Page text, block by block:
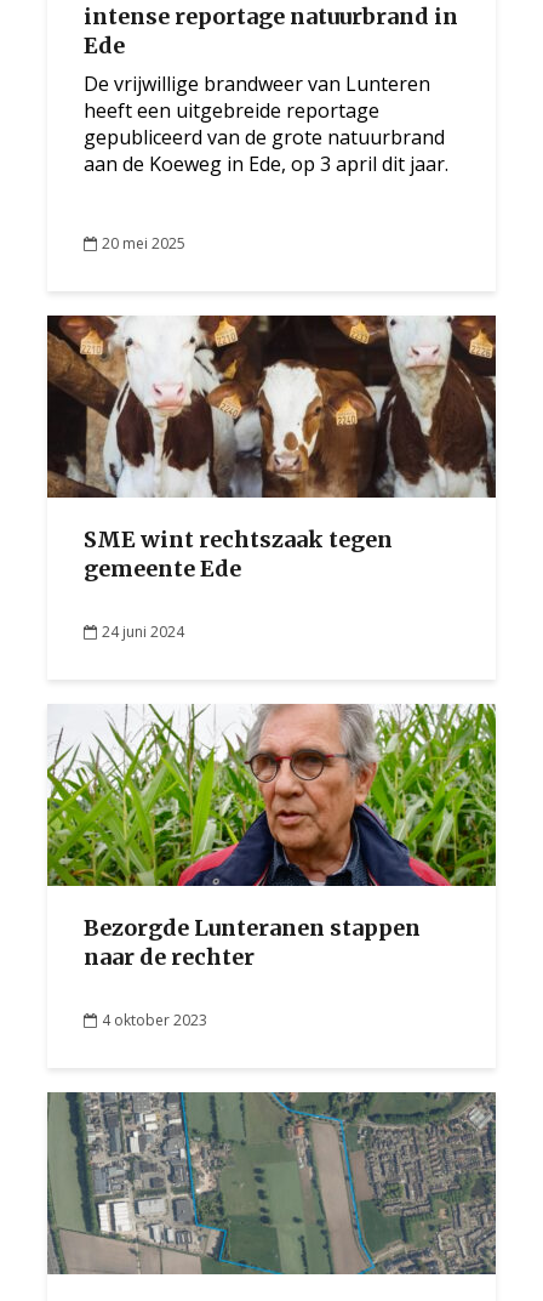
intense reportage natuurbrand in
Ede
De vrijwillige brandweer van Lunteren
heeft een uitgebreide reportage
gepubliceerd van de grote natuurbrand
aan de Koeweg in Ede, op 3 april dit jaar.
20 mei 2025
SME wint rechtszaak tegen
gemeente Ede
24 juni 2024
Bezorgde Lunteranen stappen
naar de rechter
4 oktober 2023